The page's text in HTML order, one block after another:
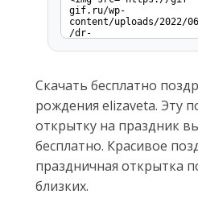
Скачать бесплатно
рождения elizaveta. Эту
открытку на праздник
бесплатно. Красивое
праздничная открытка
близких.